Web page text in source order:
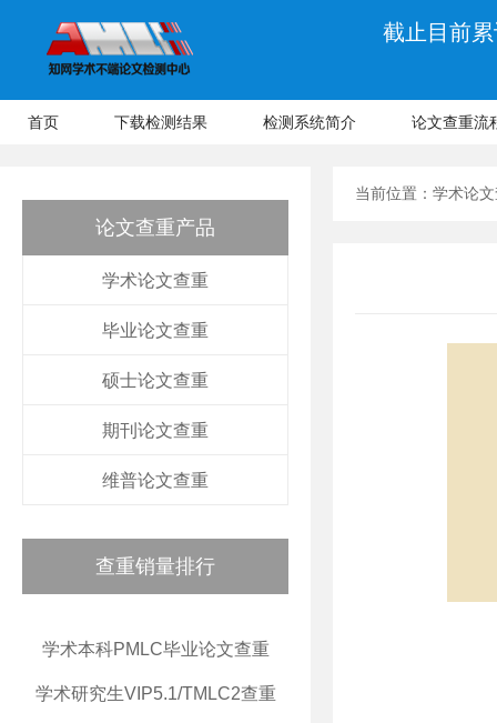
截止目前
首页 下载检测结果 检测系统简介 论文查重流
论文查重产品
学术论文查重
毕业论文查重
硕士论文查重
期刊论文查重
维普论文查重
查重销量排行
学术本科PMLC毕业论文查重
学术研究生VIP5.1/TMLC2查重
当前位置： 学术论